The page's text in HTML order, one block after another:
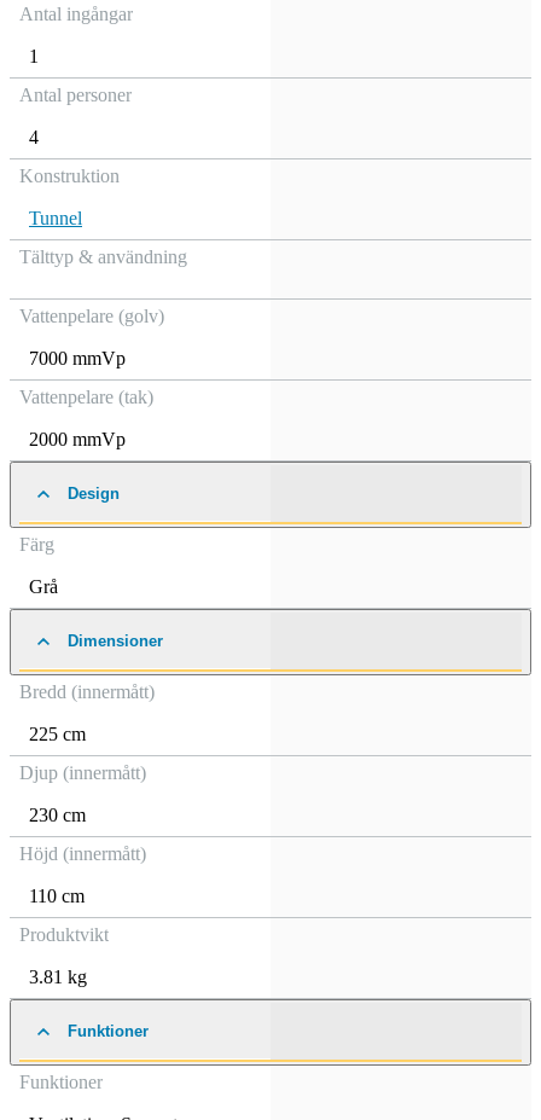
Antal ingångar
1
Antal personer
4
Konstruktion
Tunnel
Tälttyp & användning
Vattenpelare (golv)
7000 mmVp
Vattenpelare (tak)
2000 mmVp
Design
Färg
Grå
Dimensioner
Bredd (innermått)
225 cm
Djup (innermått)
230 cm
Höjd (innermått)
110 cm
Produktvikt
3.81 kg
Funktioner
Funktioner